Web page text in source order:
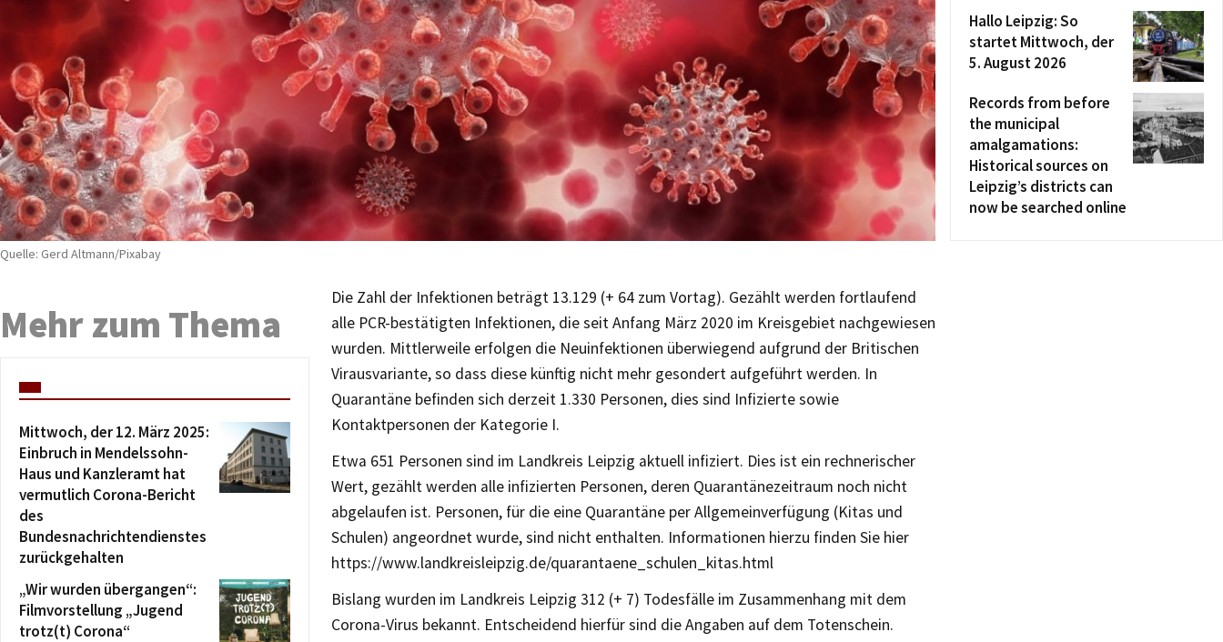
Quelle: Gerd Altmann/Pixabay
Die Zahl der Infektionen beträgt 13.129 (+ 64 zum Vortag). Gezählt werden fortlaufend
alle PCR-bestätigten Infektionen, die seit Anfang März 2020 im Kreisgebiet nachgewiesen
wurden. Mittlerweile erfolgen die Neuinfektionen überwiegend aufgrund der Britischen
Virausvariante, so dass diese künftig nicht mehr gesondert aufgeführt werden. In
Quarantäne befinden sich derzeit 1.330 Personen, dies sind Infizierte sowie
Kontaktpersonen der Kategorie I.
Etwa 651 Personen sind im Landkreis Leipzig aktuell infiziert. Dies ist ein rechnerischer
Wert, gezählt werden alle infizierten Personen, deren Quarantänezeitraum noch nicht
abgelaufen ist. Personen, für die eine Quarantäne per Allgemeinverfügung (Kitas und
Schulen) angeordnet wurde, sind nicht enthalten. Informationen hierzu finden Sie hier
https://www.landkreisleipzig.de/quarantaene_schulen_kitas.html
Bislang wurden im Landkreis Leipzig 312 (+ 7) Todesfälle im Zusammenhang mit dem
Corona-Virus bekannt. Entscheidend hierfür sind die Angaben auf dem Totenschein.
Mehr zum Thema
Mittwoch, der 12. März 2025:
Einbruch in Mendelssohn-
Haus und Kanzleramt hat
vermutlich Corona-Bericht
des
Bundesnachrichtendienstes
zurückgehalten
„Wir wurden übergangen“:
Filmvorstellung „Jugend
trotz(t) Corona“
Hallo Leipzig: So
startet Mittwoch, der
5. August 2026
Records from before
the municipal
amalgamations:
Historical sources on
Leipzig’s districts can
now be searched online